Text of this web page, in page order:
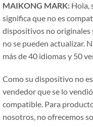
MAIKONG MARK: Hola,
significa que no es
dispositivos no originales
no se pueden actualizar.
más de 40 idiomas y 50
Como su dispositivo no
vendedor que se lo
compatible. Para
nosotros, no ofrecemos